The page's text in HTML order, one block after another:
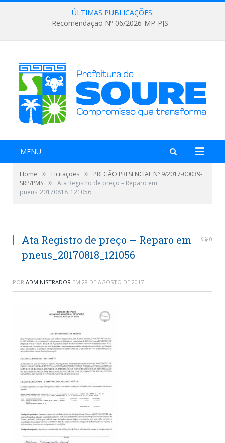
ÚLTIMAS PUBLICAÇÕES:
Recomendação Nº 06/2026-MP-PJS
MENU
Home » Licitações »
PREGÃO PRESENCIAL Nº 9/2017-00039-
SRP/PMS »
Ata Registro de preço – Reparo em
pneus_20170818_121056
Ata Registro de preço – Reparo em
pneus_20170818_121056
0
POR ADMINISTRADOR EM 28 DE AGOSTO DE 2017